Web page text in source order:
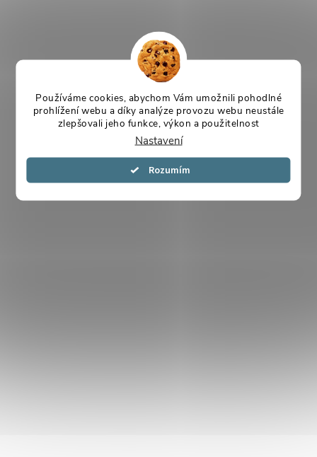
Používáme cookies, abychom Vám umožnili pohodlné
prohlížení webu a díky analýze provozu webu neustále
zlepšovali jeho funkce, výkon a použitelnost
Nastavení
Souhlasím